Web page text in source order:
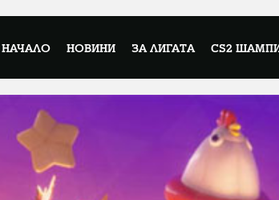
НАЧАЛО НОВИНИ ЗА ЛИГАТА CS2